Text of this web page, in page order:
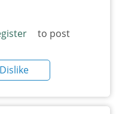
to post
Dislike